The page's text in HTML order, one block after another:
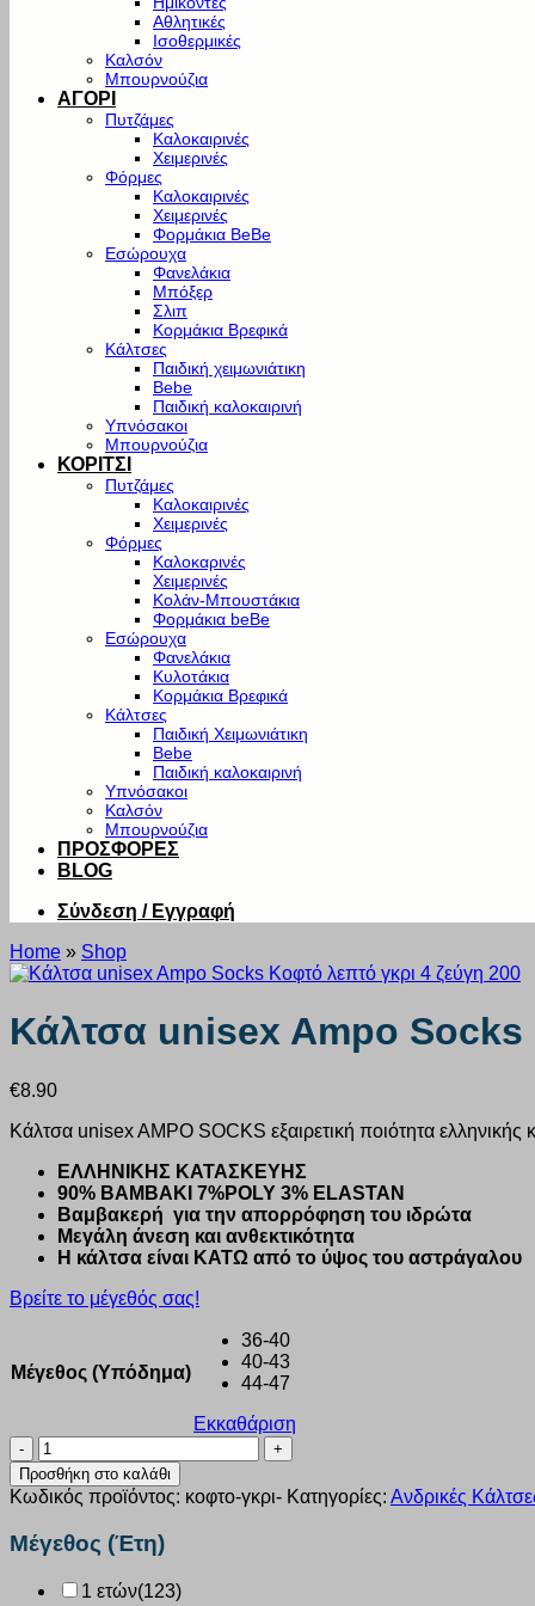
Αθλητικές
Ισοθερμικές
Καλσόν
Μπουρνούζια
ΑΓΟΡΙ
Πυτζάμες
Καλοκαιρινές
Χειμερινές
Φόρμες
Καλοκαιρινές
Χειμερινές
Φορμάκια BeBe
Εσώρουχα
Φανελάκια
Μπόξερ
Σλιπ
Κορμάκια Βρεφικά
Κάλτσες
Παιδική χειμωνιάτικη
Bebe
Παιδική καλοκαιρινή
Υπνόσακοι
Μπουρνούζια
ΚΟΡΙΤΣΙ
Πυτζάμες
Καλοκαιρινές
Χειμερινές
Φόρμες
Καλοκαρινές
Χειμερινές
Κολάν-Μπουστάκια
Φορμάκια beBe
Εσώρουχα
Φανελάκια
Κυλοτάκια
Κορμάκια Βρεφικά
Κάλτσες
Παιδική Χειμωνιάτικη
Bebe
Παιδική καλοκαιρινή
Υπνόσακοι
Καλσόν
Μπουρνούζια
ΠΡΟΣΦΟΡΕΣ
BLOG
Σύνδεση / Εγγραφή
Home » Shop
Κάλτσα unisex Ampo Socks
€8.90
Κάλτσα unisex AMPO SOCKS εξαιρετική ποιότητα
ΕΛΛΗΝΙΚΗΣ ΚΑΤΑΣΚΕΥΗΣ
90% ΒΑΜΒΑΚΙ 7%POLY 3% ELASTAN
Βαμβακερή για την απορρόφηση του ιδρώτα
Μεγάλη άνεση και ανθεκτικότητα
Η κάλτσα είναι ΚΑΤΩ από το ύψος του αστράγαλου
Βρείτε το μέγεθός σας!
Μέγεθος (Υπόδημα)
36-40
40-43
44-47
Εκκαθάριση
Κάλτσα
unisex
Ampo
Socks
Κοφτό
λεπτό
4
Προσθήκη στο καλάθι
Κωδικός προϊόντος: κοφτο-γκρι- Κατηγορίες: Ανδρικές
Μέγεθος (Έτη)
1 ετών(123)